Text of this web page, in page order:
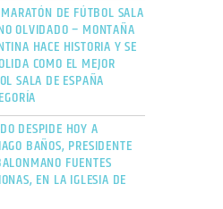
DE FÚTBOL SALA
OLVIDADO – MONTAÑA
HACE HISTORIA Y SE
COMO EL MEJOR
SALA DE ESPAÑA
DESPIDE HOY A
BAÑOS, PRESIDENTE
FUENTES
EN LA IGLESIA DE